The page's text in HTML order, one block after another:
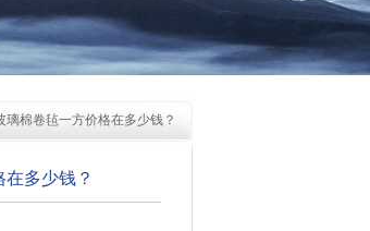
璃棉卷毡一方价格在多少钱？
多少钱？